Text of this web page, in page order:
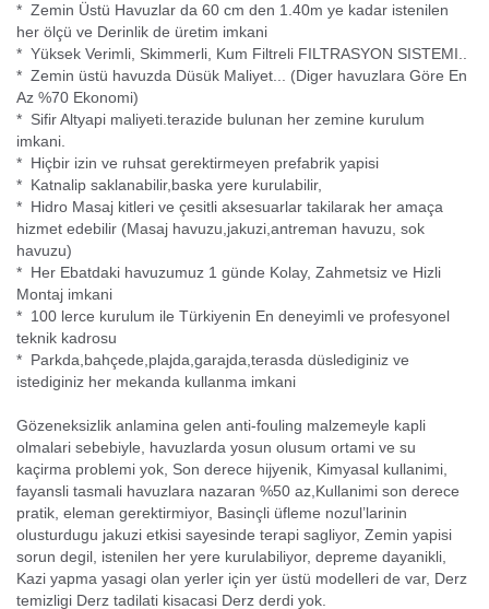
* Zemin Üstü Havuzlar da 60 cm den 1.40m ye kadar istenilen
her ölçü ve Derinlik de üretim imkani
* Yüksek Verimli, Skimmerli, Kum Filtreli FILTRASYON SISTEMI..
* Zemin üstü havuzda Düsük Maliyet... (Diger havuzlara Göre En
Az %70 Ekonomi)
* Sifir Altyapi maliyeti.terazide bulunan her zemine kurulum
imkani.
* Hiçbir izin ve ruhsat gerektirmeyen prefabrik yapisi
* Katnalip saklanabilir,baska yere kurulabilir,
* Hidro Masaj kitleri ve çesitli aksesuarlar takilarak her amaça
hizmet edebilir (Masaj havuzu,jakuzi,antreman havuzu, sok
havuzu)
* Her Ebatdaki havuzumuz 1 günde Kolay, Zahmetsiz ve Hizli
Montaj imkani
* 100 lerce kurulum ile Türkiyenin En deneyimli ve profesyonel
teknik kadrosu
* Parkda,bahçede,plajda,garajda,terasda düslediginiz ve
istediginiz her mekanda kullanma imkani
Gözeneksizlik anlamina gelen anti-fouling malzemeyle kapli
olmalari sebebiyle, havuzlarda yosun olusum ortami ve su
kaçirma problemi yok, Son derece hijyenik, Kimyasal kullanimi,
fayansli tasmali havuzlara nazaran %50 az,Kullanimi son derece
pratik, eleman gerektirmiyor, Basinçli üfleme nozul’larinin
olusturdugu jakuzi etkisi sayesinde terapi sagliyor, Zemin yapisi
sorun degil, istenilen her yere kurulabiliyor, depreme dayanikli,
Kazi yapma yasagi olan yerler için yer üstü modelleri de var, Derz
temizligi Derz tadilati kisacasi Derz derdi yok.